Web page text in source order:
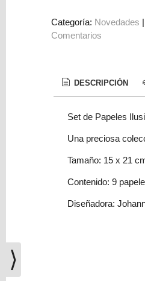
DIY
DECORACION
Carrito
Categoría: Novedades
Comentarios
DESCRIPCIÓN
Set de Papeles
Una preciosa
Tamaño: 15 x 21
Contenido: 9
Diseñadora:
⟩